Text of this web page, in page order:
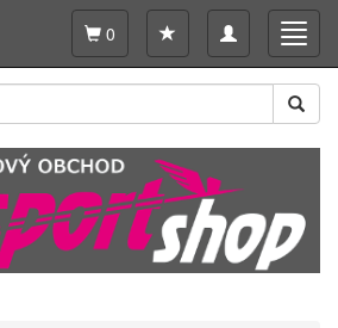
Toggle
navigation
0